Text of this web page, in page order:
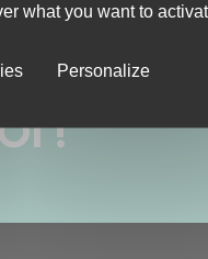
!
what you want to
Personalize